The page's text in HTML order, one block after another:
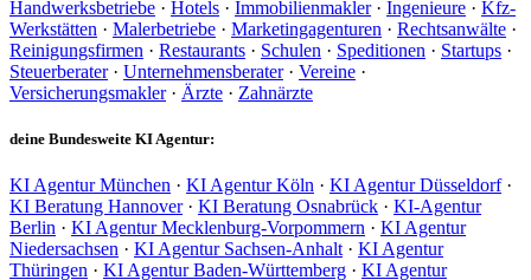
Handwerksbetriebe · Hotels · Immobilienmakler· Ingenieure · Kfz-
Werkstätten · Malerbetriebe · Marketingagenturen · Rechtsanwälte ·
Reinigungsfirmen · Restaurants · Schulen · Speditionen · Startups ·
Steuerberater· Unternehmensberater· Vereine ·
Versicherungsmakler· Ärzte · Zahnärzte
deine Bundesweite KI Agentur:
KI Agentur München · KI Agentur Köln · KI Agentur Düsseldorf·
KI Beratung Hannover· KI Beratung Osnabrück · KI-Agentur
Berlin · KI Agentur Mecklenburg-Vorpommern · KI Agentur
Niedersachsen · KI Agentur Sachsen-Anhalt · KI Agentur
Thüringen · KI Agentur Baden-Württemberg · KI Agentur